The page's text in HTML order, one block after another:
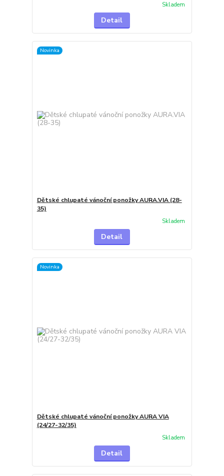
Skladem
Detail
Novinka
Dětské chlupaté vánoční ponožky AURA.VIA (28-
35)
Skladem
Detail
Novinka
Dětské chlupaté vánoční ponožky AURA VIA
(24/27-32/35)
Skladem
Detail